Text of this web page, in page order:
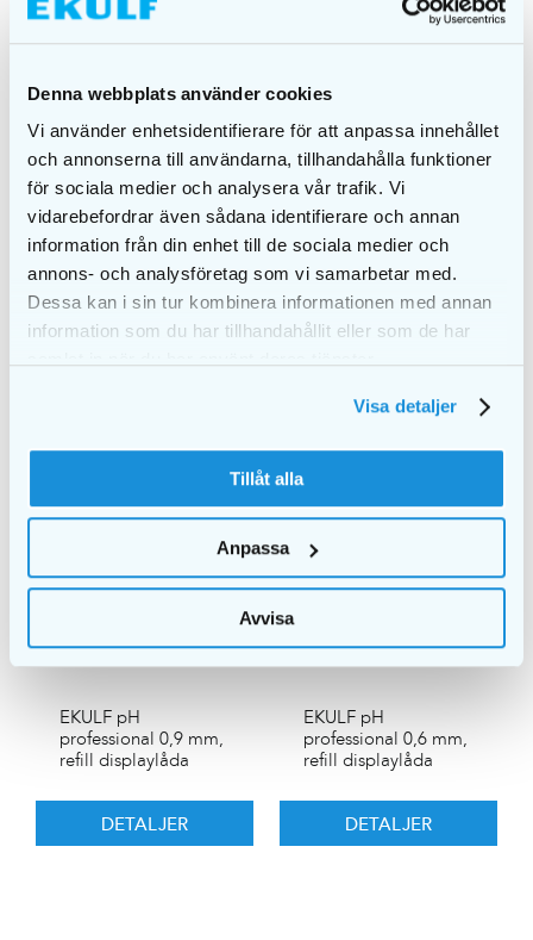
Denna webbplats använder cookies
Vi använder enhetsidentifierare för att anpassa innehållet
och annonserna till användarna, tillhandahålla funktioner
för sociala medier och analysera vår trafik. Vi
vidarebefordrar även sådana identifierare och annan
information från din enhet till de sociala medier och
annons- och analysföretag som vi samarbetar med.
Dessa kan i sin tur kombinera informationen med annan
information som du har tillhandahållit eller som de har
Visa detaljer
Tillåt alla
Anpassa
Avvisa
EKULF pH
professional
displaylåda
DETALJER
EKULF pH
professional 0,4 mm,
refill displaylåda
DETALJER
EKULF pH
professional 0,9 mm,
refill displaylåda
DETALJER
EKULF pH
professional 0,6 mm,
refill displaylåda
DETALJER